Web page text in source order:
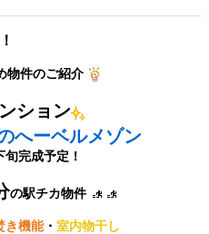
物件のご紹介
ション
へーベルメゾン
旬完成予定！
の駅チカ物件
き機能・ 室内物干し